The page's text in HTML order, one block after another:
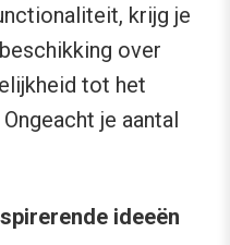
krijg je
over
tot het
je aantal
ideeën